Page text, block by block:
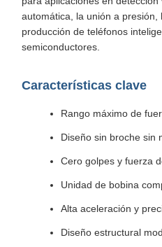
automática, la unión a presión,
producción de teléfonos
semiconductores.
Características clave
Rango máximo de
Diseño sin broche sin
Cero golpes y fuerza
Unidad de bobina
Alta aceleración y
Diseño estructural